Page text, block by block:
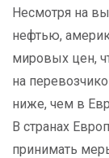
Несмотря на
нефтью,
мировых цен,
на
ниже, чем в
В странах
принимать